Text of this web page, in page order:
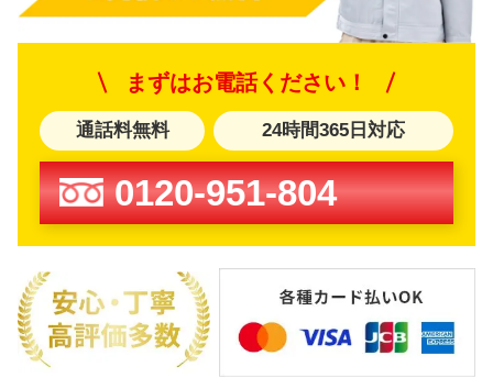
まずはお電話ください！
通話料無料 24時間365日対応
0120-951-804